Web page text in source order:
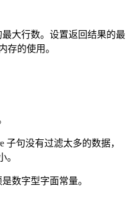
大行数。设置返回结果的最
存的使用。
子句没有过滤太多的数据，
。
数字型字面常量。